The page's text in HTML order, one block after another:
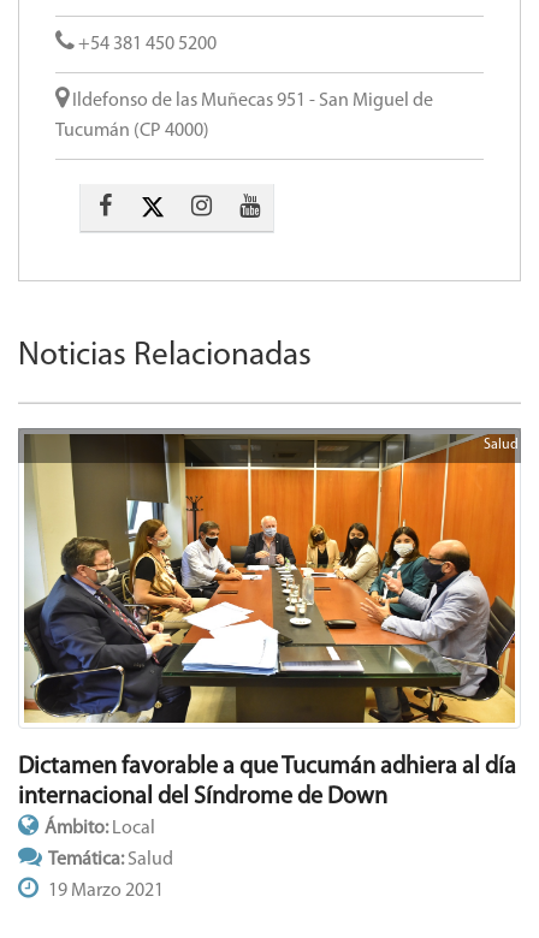
+54 381 450 5200
Ildefonso de las Muñecas 951 - San Miguel de
Tucumán (CP 4000)
Noticias Relacionadas
Salud
Dictamen favorable a que Tucumán adhiera al día
internacional del Síndrome de Down
Ámbito: Local
Temática:Salud
19 Marzo 2021